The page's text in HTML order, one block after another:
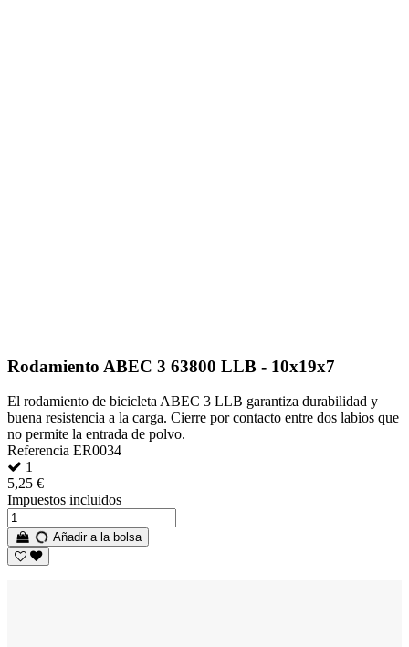
Rodamiento ABEC 3 63800 LLB - 10x19x7
El rodamiento de bicicleta ABEC 3 LLB garantiza durabilidad y
buena resistencia a la carga. Cierre por contacto entre dos labios que
no permite la entrada de polvo.
Referencia ER0034
1
5,25 €
Impuestos incluidos
Añadir a la bolsa